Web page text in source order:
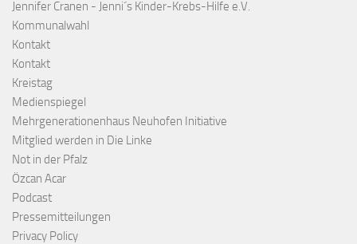
Jennifer Cranen - Jenni´s Kinder-Krebs-Hilfe e.V.
Kommunalwahl
Kontakt
Kontakt
Kreistag
Medienspiegel
Mehrgenerationenhaus Neuhofen Initiative
Mitglied werden in Die Linke
Not in der Pfalz
Özcan Acar
Podcast
Pressemitteilungen
Privacy Policy